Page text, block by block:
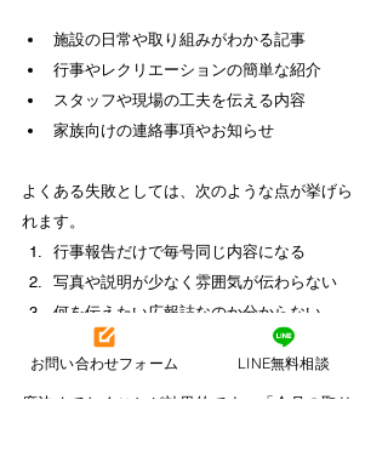
施設の日常や取り組みがわかる記事
行事やレクリエーションの簡単な紹介
スタッフや現場の工夫を伝える内容
家族向けの連絡事項やお知らせ
よくある失敗としては、次のような点が挙げら
れます。
行事報告だけで毎号同じ内容になる
写真や説明が少なく雰囲気が伝わらない
何を伝えたい広報誌なのか分からない
こうした失敗を防ぐには、毎号の構成をある程
度決めておくことが効果的です。「今月の取り
お問い合わせフォーム LINE無料相談